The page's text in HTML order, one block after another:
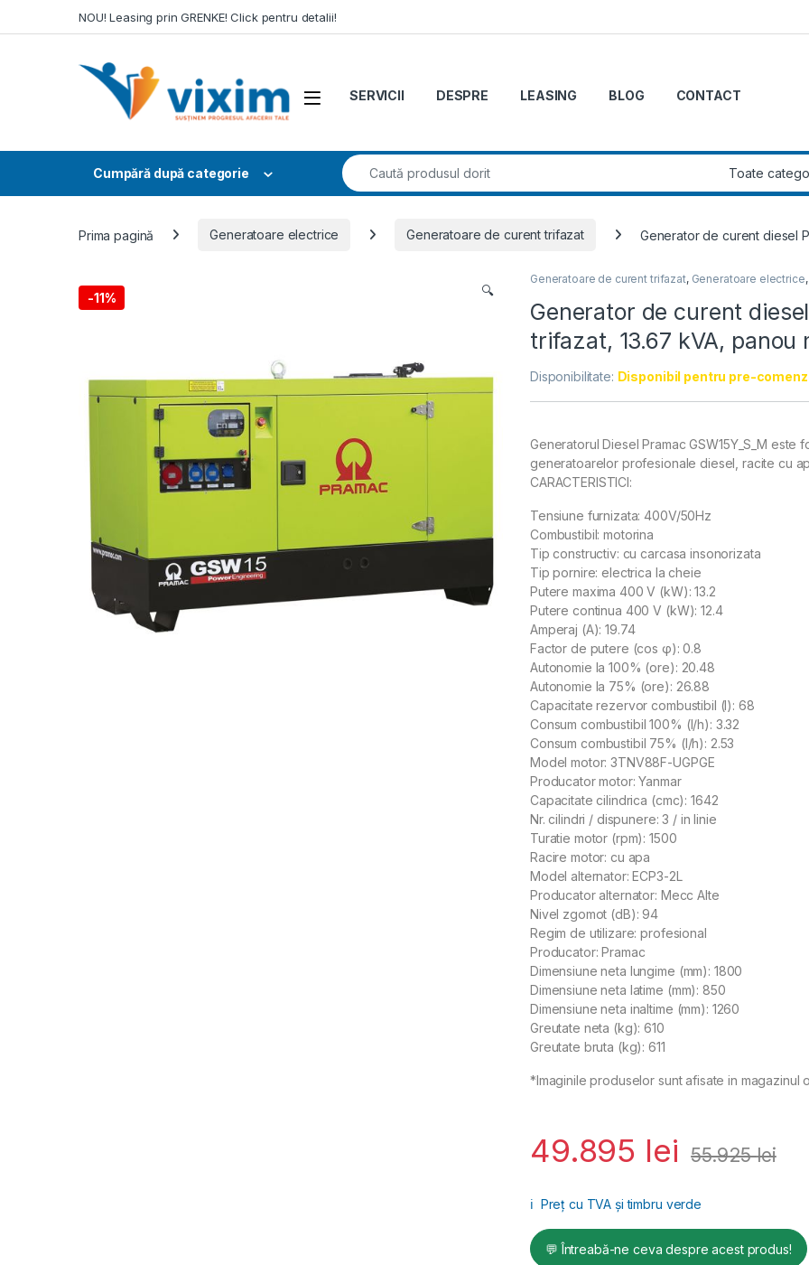
NOU! Leasing prin GRENKE! Click pentru detalii!
SERVICII DESPRE LEASING BLOG CONTACT
Cumpără după categorie
Search for:
Prima pagină Generatoare electrice Generatoare de curent trifazat Generator de curent diesel
-11% 🔍
Generatoare de curent trifazat, Generatoare electrice,
Generator de curent
trifazat, 13.67 kVA,
Disponibilitate: Disponibil pentru pre-
Generatorul Diesel Pramac GSW15Y_S_M
generatoarelor profesionale diesel, racite cu
CARACTERISTICI:
Tensiune furnizata: 400V/50Hz
Combustibil: motorina
Tip constructiv: cu carcasa insonorizata
Tip pornire: electrica la cheie
Putere maxima 400 V (kW): 13.2
Putere continua 400 V (kW): 12.4
Amperaj (A): 19.74
Factor de putere (cos φ): 0.8
Autonomie la 100% (ore): 20.48
Autonomie la 75% (ore): 26.88
Capacitate rezervor combustibil (l): 68
Consum combustibil 100% (l/h): 3.32
Consum combustibil 75% (l/h): 2.53
Model motor: 3TNV88F-UGPGE
Producator motor: Yanmar
Capacitate cilindrica (cmc): 1642
Nr. cilindri / dispunere: 3 / in linie
Turatie motor (rpm): 1500
Racire motor: cu apa
Model alternator: ECP3-2L
Producator alternator: Mecc Alte
Nivel zgomot (dB): 94
Regim de utilizare: profesional
Producator: Pramac
Dimensiune neta lungime (mm): 1800
Dimensiune neta latime (mm): 850
Dimensiune neta inaltime (mm): 1260
Greutate neta (kg): 610
Greutate bruta (kg): 611
*Imaginile produselor sunt afisate in magazinul
49.895 lei 55.925lei
ℹ️ Preț cu TVA și timbru verde
💬 Întreabă-ne ceva despre acest produs!